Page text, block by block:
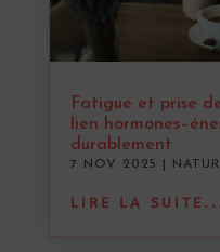
Fatigue et prise
lien
durablement
7 NOV 2025
LIRE LA